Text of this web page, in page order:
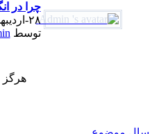
چرا در
۲۸-ارديبهشت-۹۴ ۰۹:۰۹ عصر
توسط
هرگز